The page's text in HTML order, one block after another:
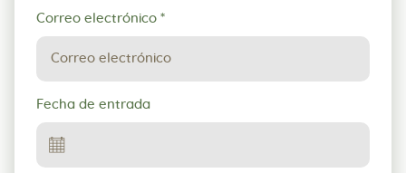
Correo electrónico *
Fecha de entrada